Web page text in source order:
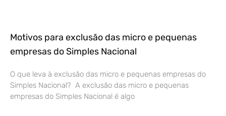
Motivos para exclusão das micro e pequenas
empresas do Simples Nacional
O que leva à exclusão das micro e pequenas empresas do
Simples Nacional? A exclusão das micro e pequenas
empresas do Simples Nacional é algo